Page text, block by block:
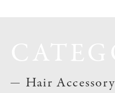
Hair Accessory